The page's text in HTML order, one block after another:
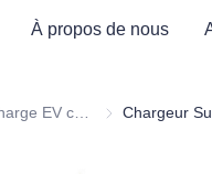
À propos de nous
Borne de